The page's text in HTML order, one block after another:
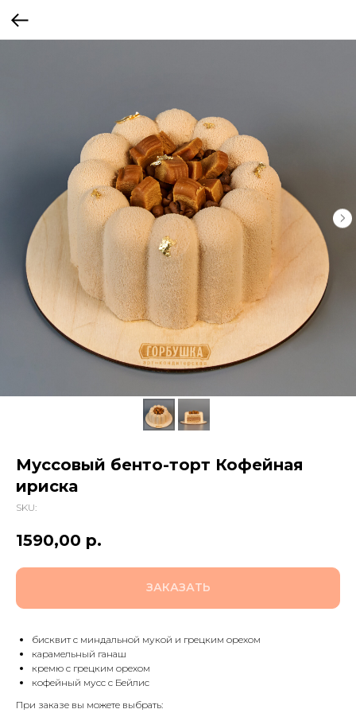
Муссовый бенто-торт Кофейная
ириска
SKU:
1590,00 р.
ЗАКАЗАТЬ
бисквит с миндальной мукой и грецким орехом
карамельный ганаш
кремю с грецким орехом
кофейный мусс с Бейлис
При заказе вы можете выбрать: